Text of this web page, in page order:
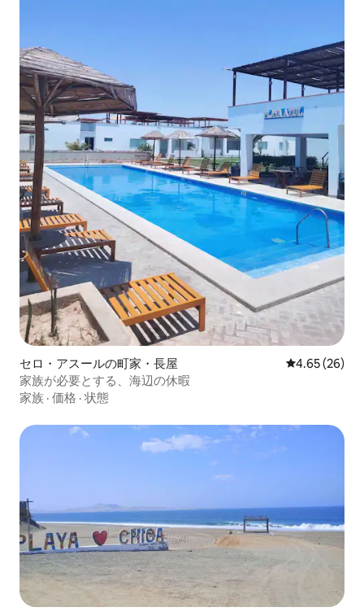
セロ・アスールの町家・長屋 レビュー26
4.65 (26)
家族が必要とする、海辺の休暇
家族 · 価格 · 状態